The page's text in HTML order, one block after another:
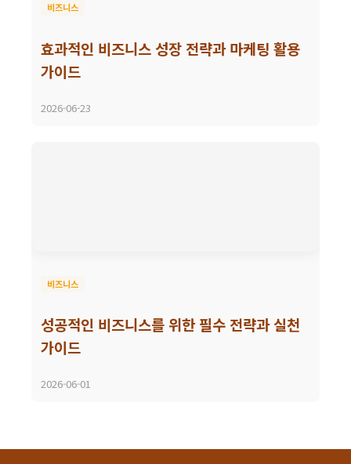
비즈니스
효과적인 비즈니스 성장 전략과 마케팅 활용
가이드
2026-06-23
비즈니스
성공적인 비즈니스를 위한 필수 전략과 실천
가이드
2026-06-01